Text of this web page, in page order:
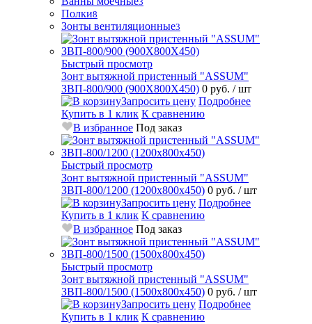
Полки8
Зонты вентиляционные3
Быстрый просмотр
Зонт вытяжной пристенный "ASSUM"
ЗВП-800/900 (900Х800Х450) 0 руб. / шт
Запросить цену Подробнее
Купить в 1 клик К сравнению
В избранное Под заказ
Быстрый просмотр
Зонт вытяжной пристенный "ASSUM"
ЗВП-800/1200 (1200х800х450) 0 руб. / шт
Запросить цену Подробнее
Купить в 1 клик К сравнению
В избранное Под заказ
Быстрый просмотр
Зонт вытяжной пристенный "ASSUM"
ЗВП-800/1500 (1500х800х450) 0 руб. / шт
Запросить цену Подробнее
Купить в 1 клик К сравнению